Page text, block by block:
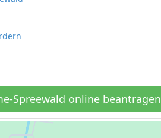
Spreewald online beantragen